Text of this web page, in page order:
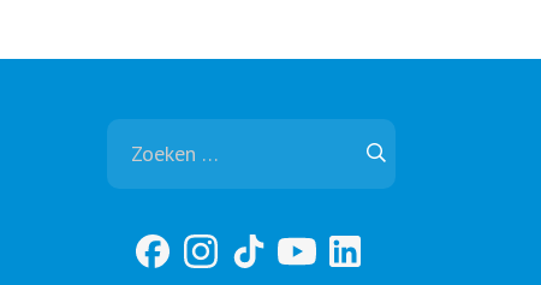
Zoeken
naar: